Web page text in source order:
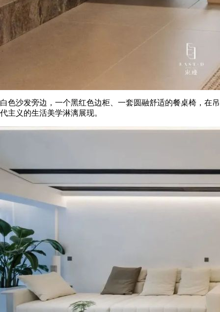
白色沙发旁边，一个黑红色边柜、一套圆融舒适的餐桌椅，在
代主义的生活美学淋漓展现。